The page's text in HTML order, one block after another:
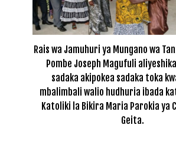
Rais wa Jamuhuri ya Mungano wa
Pombe Joseph Magufuli
sadaka akipokea sadaka toka
mbalimbali walio hudhuria ibada
Katoliki la Bikira Maria Parokia ya
Geita.